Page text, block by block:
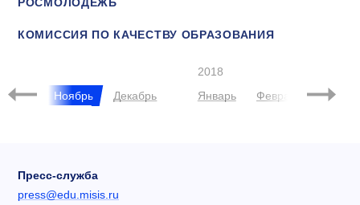
КОМИССИЯ ПО КАЧЕСТВУ ОБРАЗОВАНИЯ
CUP MISIS CASE
Ноябрь Декабрь
2018
Январь
Февраль Март
Пресс-служба
press@edu.misis.ru